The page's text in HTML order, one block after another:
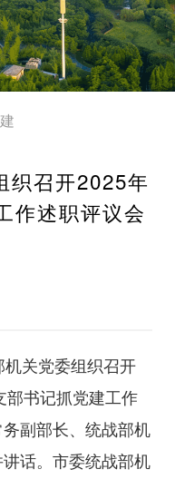
织召开2025年
作述职评议会
关党委组织召开
部书记抓党建工作
副部长、统战部机
话。市委统战部机